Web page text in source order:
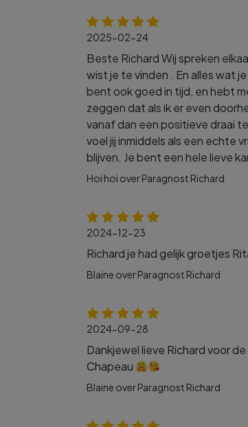
2025-02-24
Beste Richard Wij spreken
wist je te vinden . En alles wat
bent ook goed in tijd, en hebt
zeggen dat als ik er even
vanaf dan een positieve draai
voel jij inmiddels als een echte
blijven. Je bent een hele lieve
Hoi hoi over Paragnost Richard
2024-12-23
Richard je had gelijk groetjes
Blaine over Paragnost Richard
2024-09-28
Dankjewel lieve Richard voor
Chapeau
Blaine over Paragnost Richard